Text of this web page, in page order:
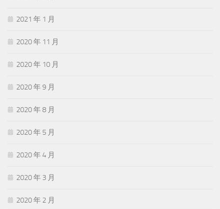
2021 年 1 月
2020 年 11 月
2020 年 10 月
2020 年 9 月
2020 年 8 月
2020 年 5 月
2020 年 4 月
2020 年 3 月
2020 年 2 月